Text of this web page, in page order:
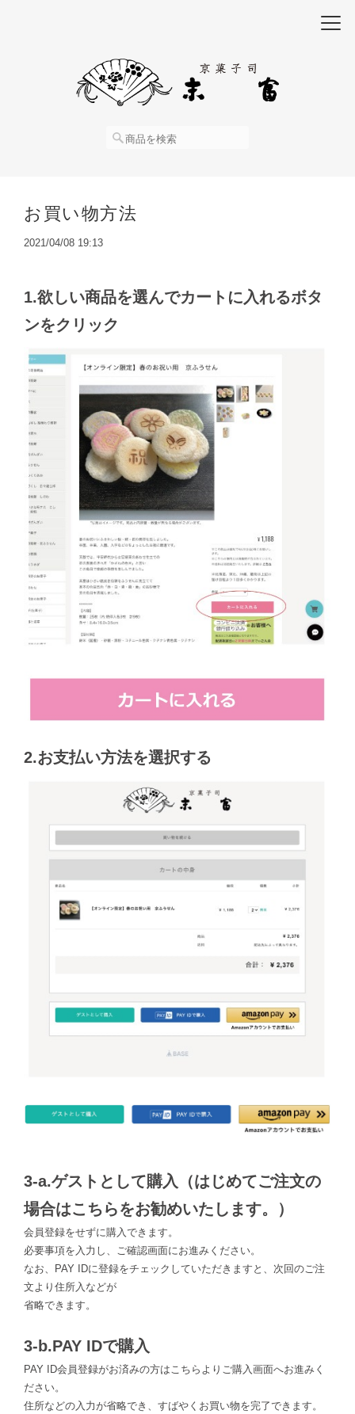
お買い物方法
2021/04/08 19:13
1.欲しい商品を選んでカートに入れるボタ
ンをクリック
2.お支払い方法を選択する
3-a.ゲストとして購入（はじめてご注文の
場合はこちらをお勧めいたします。）
会員登録をせずに購入できます。
必要事項を入力し、ご確認画面にお進みください。
なお、PAY IDに登録をチェックしていただきますと、次回のご注
文より住所入などが
省略できます。
3-b.PAY IDで購入
PAY ID会員登録がお済みの方はこちらよりご購入画面へお進みく
ださい。
住所などの入力が省略でき、すばやくお買い物を完了できます。